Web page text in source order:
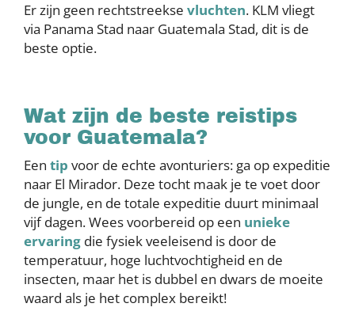
Er zijn geen rechtstreekse vluchten. KLM vliegt
via Panama Stad naar Guatemala Stad, dit is de
beste optie.
Wat zijn de beste reistips
voor Guatemala?
Een tip voor de echte avonturiers: ga op expeditie
naar El Mirador. Deze tocht maak je te voet door
de jungle, en de totale expeditie duurt minimaal
vijf dagen. Wees voorbereid op een unieke
ervaring die fysiek veeleisend is door de
temperatuur, hoge luchtvochtigheid en de
insecten, maar het is dubbel en dwars de moeite
waard als je het complex bereikt!